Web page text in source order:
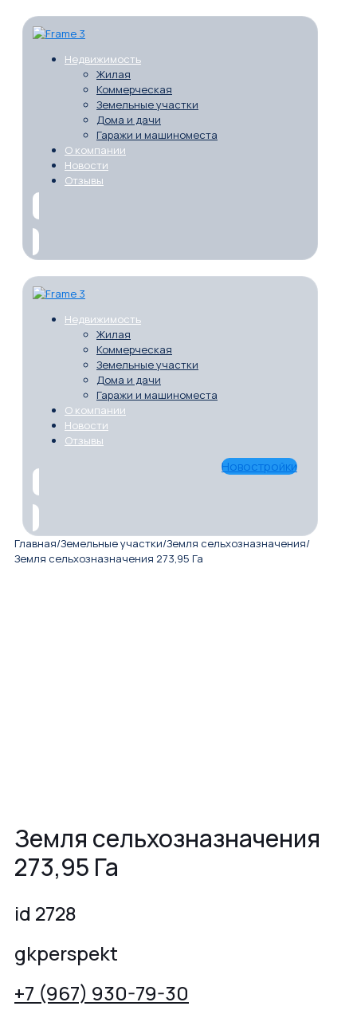
Недвижимость
Жилая
Коммерческая
Земельные участки
Дома и дачи
Гаражи и машиноместа
О компании
Новости
Отзывы
Недвижимость
Жилая
Коммерческая
Земельные участки
Дома и дачи
Гаражи и машиноместа
О компании
Новости
Отзывы
Новостройки
Главная/Земельные участки/Земля сельхозназначения/
Земля сельхозназначения 273,95 Га
Земля сельхозназначения
273,95 Га
id 2728
gkperspekt
+7 (967) 930-79-30